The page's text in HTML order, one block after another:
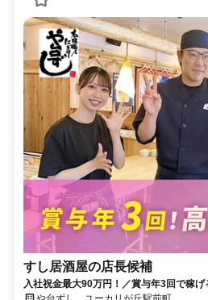
すし居酒屋の店長候補
入社祝金最大90万円！／賞与年3回で稼